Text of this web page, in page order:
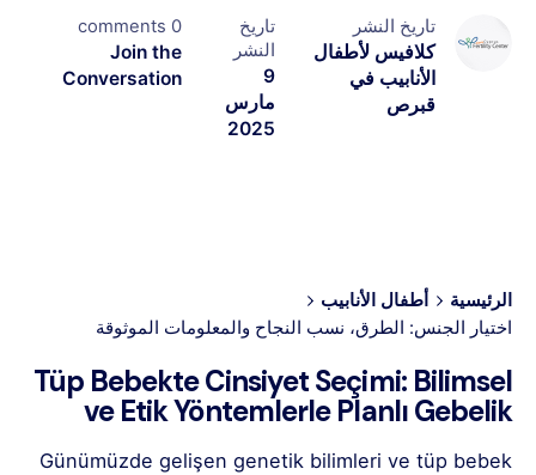
تاريخ النشر
كلافيس لأطفال
الأنابيب في
قبرص
تاريخ
النشر
9
مارس
2025
0 comments
Join the
Conversation
الرئيسية
أطفال الأنابيب
اختيار الجنس: الطرق، نسب النجاح والمعلومات الموثوقة
Tüp Bebekte Cinsiyet Seçimi: Bilimsel
ve Etik Yöntemlerle Planlı Gebelik
Günümüzde gelişen genetik bilimleri ve tüp bebek